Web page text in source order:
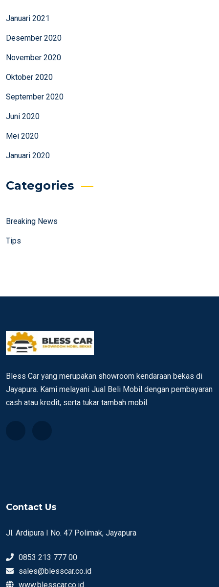
Januari 2021
Desember 2020
November 2020
Oktober 2020
September 2020
Juni 2020
Mei 2020
Januari 2020
Categories
Breaking News
Tips
Bless Car yang merupakan showroom kendaraan bekas di
Jayapura. Kami melayani Jual Beli Mobil dengan pembayaran
cash atau kredit, serta tukar tambah mobil.
Contact Us
Jl. Ardipura I No. 47 Polimak, Jayapura
0853 213 777 00
sales@blesscar.co.id
www.blesscar.co.id